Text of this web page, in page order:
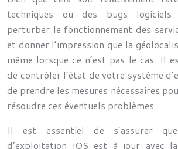
techniques ou des bugs logiciels
perturber le fonctionnement des
et donner l’impression que la
même lorsque ce n’est pas le cas. Il
de contrôler l’état de votre système
de prendre les mesures nécessaires
résoudre ces éventuels problèmes.
Il est essentiel de s’assurer
d’exploitation iOS est à jour avec